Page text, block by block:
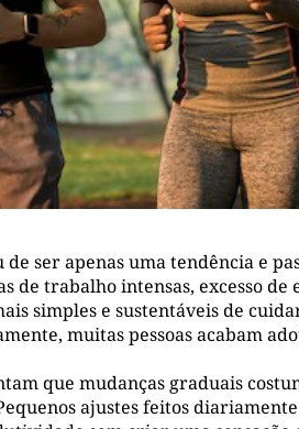
ser apenas uma tendência e
de trabalho intensas, excesso
simples e sustentáveis de
muitas pessoas acabam
que mudanças graduais
ajustes feitos